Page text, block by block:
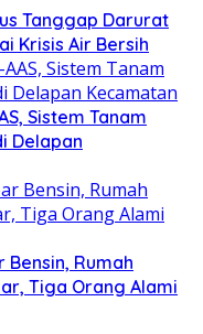
Tanggap Darurat
Krisis Air Bersih
Sistem Tanam
Delapan
Rumah
Tiga Orang Alami